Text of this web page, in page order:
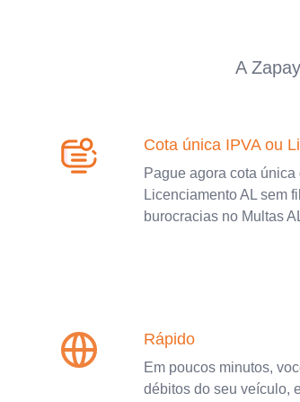
A
Cota única IPVA ou
Pague agora cota única
Licenciamento AL sem
burocracias no Multas
Rápido
Em poucos minutos,
débitos do seu veículo,